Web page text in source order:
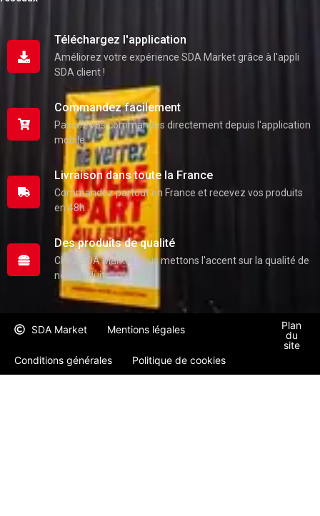
Téléchargez l'application
Améliorez votre expérience SDA Market grâce à l'appli
SDA client !
Commandez facilement
Passez vos commandes directement depuis l'application
mobile
Livraison dans toute la France
Commandez partout en France et recevez vos produits
en 48h
Des produits de qualité
Chez SDA Market nous mettons l'accent sur la qualité de
nos produits
SDA Market Mentions légales
Conditions générales Politique de cookies
Plan
du
site